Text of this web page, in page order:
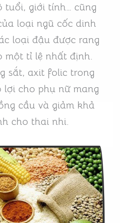
tuổi, giới tính… cũng
loại ngũ cốc dinh
loại đậu được rang
một tỉ lệ nhất định.
sắt, axit folic trong
lợi cho phụ nữ mang
cầu và giảm khả
cho thai nhi.